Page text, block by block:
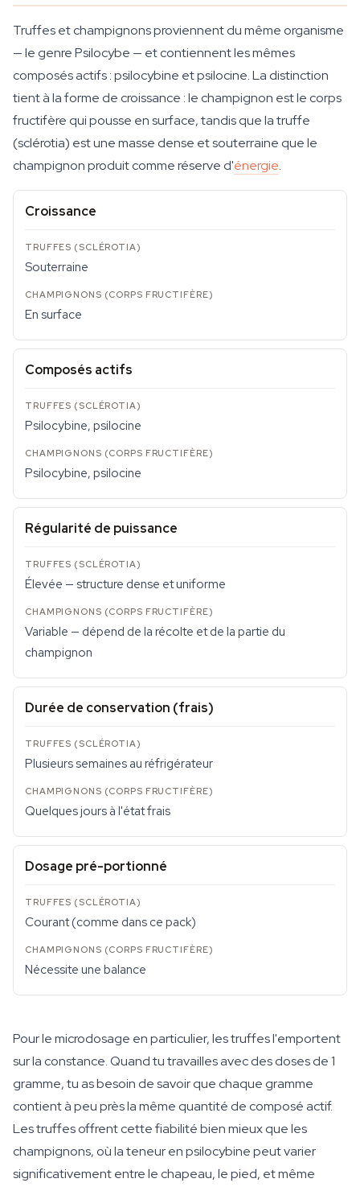
Truffes et champignons proviennent du même organisme
— le genre Psilocybe — et contiennent les mêmes
composés actifs : psilocybine et psilocine. La distinction
tient à la forme de croissance : le champignon est le corps
fructifère qui pousse en surface, tandis que la truffe
(sclérotia) est une masse dense et souterraine que le
champignon produit comme réserve d'énergie.
Croissance
Souterraine
En surface
Composés actifs
Psilocybine, psilocine
Psilocybine, psilocine
Régularité de puissance
Élevée — structure dense et uniforme
Variable — dépend de la récolte et de la partie du
champignon
Durée de conservation (frais)
Plusieurs semaines au réfrigérateur
Quelques jours à l'état frais
Dosage pré-portionné
Courant (comme dans ce pack)
Nécessite une balance
Pour le microdosage en particulier, les truffes l'emportent
sur la constance. Quand tu travailles avec des doses de 1
gramme, tu as besoin de savoir que chaque gramme
contient à peu près la même quantité de composé actif.
Les truffes offrent cette fiabilité bien mieux que les
champignons, où la teneur en psilocybine peut varier
significativement entre le chapeau, le pied, et même